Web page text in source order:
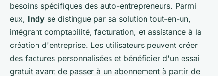
besoins spécifiques des auto-entrepreneurs. Parmi
eux, Indy se distingue par sa solution tout-en-un,
intégrant comptabilité, facturation, et assistance à la
création d'entreprise. Les utilisateurs peuvent créer
des factures personnalisées et bénéficier d'un essai
gratuit avant de passer à un abonnement à partir de